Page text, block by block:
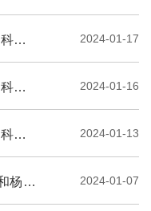
郑州大学荣获2023年度河南省科学技术奖一等奖项目展示（三）---《肿瘤免疫细胞治疗... 2024-01-17
郑州大学荣获2023年度河南省科学技术奖一等奖项目展示（二）---《城市道路塌陷隐患... 2024-01-16
郑州大学荣获2023年度河南省科学技术奖一等奖项目展示（一）---《银硫团簇材料定向... 2024-01-13
郑州大学第一附属医院孙莹璞和杨庆岭团队在卵巢较早衰老关键决定因素研究方面取得... 2024-01-07